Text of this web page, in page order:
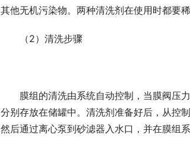
其他无机污染物。两种清洗剂在使用时都要稀
（2）清洗步骤
膜组的清洗由系统自动控制，当膜阀压
分别存放在储罐中。清洗剂准备好后，从控
然后通过离心泵到砂滤器入水口，并在膜组